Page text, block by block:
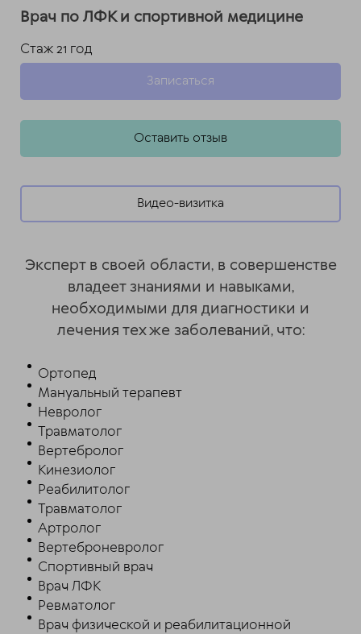
Врач по ЛФК и спортивной медицине
Стаж 21 год
Записаться
Оставить отзыв
Видео-визитка
Эксперт в своей области, в совершенстве
владеет знаниями и навыками,
необходимыми для диагностики и
лечения тех же заболеваний, что:
Ортопед
Мануальный терапевт
Невролог
Травматолог
Вертебролог
Кинезиолог
Реабилитолог
Травматолог
Артролог
Вертеброневролог
Спортивный врач
Врач ЛФК
Ревматолог
Врач физической и реабилитационной